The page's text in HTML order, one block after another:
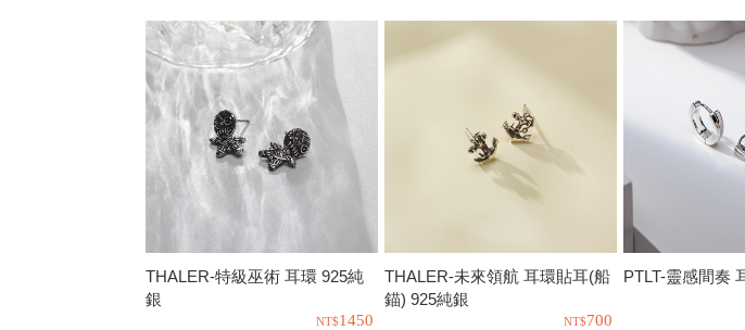
THALER-特級巫術 耳環 925純
銀
1450
THALER-未來領航 耳環貼耳(船
錨) 925純銀
700
PTLT-靈感間奏